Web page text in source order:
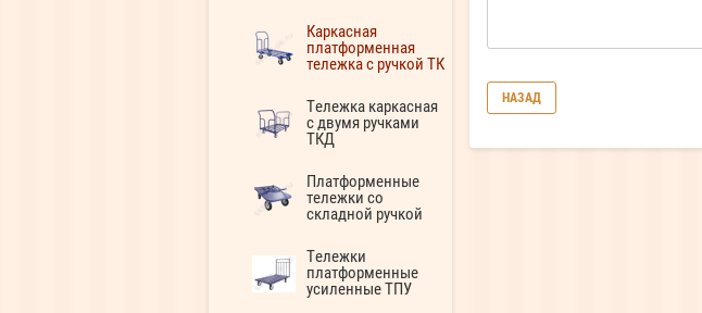
Каркасная
платформенная
тележка с ручкой ТК
Тележка каркасная
с двумя ручками
ТКД
Платформенные
тележки со
складной ручкой
Тележки
платформенные
усиленные ТПУ
НАЗАД